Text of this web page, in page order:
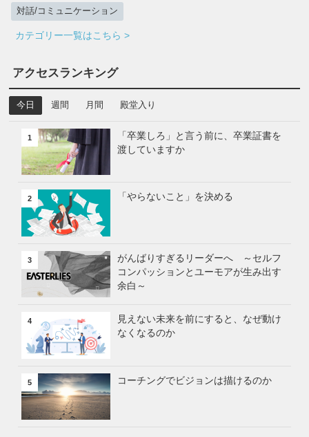
対話/コミュニケーション
カテゴリー一覧はこちら >
アクセスランキング
今日 週間 月間 殿堂入り
1
「卒業しろ」と言う前に、卒業証書を
渡していますか
2 「やらないこと」を決める
3
がんばりすぎるリーダーへ ～セルフ
コンパッションとユーモアが生み出す
余白～
4
見えない未来を前にすると、なぜ動け
なくなるのか
5 コーチングでビジョンは描けるのか